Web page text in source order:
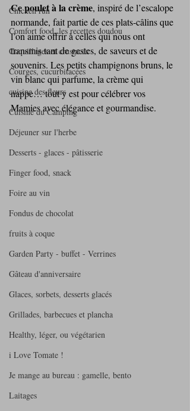
Chicken run
Comfort food, les recettes doudou
Coquillages et crustacés
Courges, cucurbitacées
cuisine des fleurs
Cuisine du Camping
Déjeuner sur l'herbe
Desserts - glaces - pâtisserie
Finger food, snack
Foire au vin
Fondus de chocolat
fruits à coque
Garden Party - buffet - Verrines
Gâteau d'anniversaire
Glaces, sorbets, desserts glacés
Grillades, barbecues et plancha
Healthy, léger, ou végétarien
i Love Tomate !
Je mange au bureau : gamelle, bento
Laitages
Ce poulet à la crème, inspiré de l’escalope
normande, fait partie de ces plats‑câlins que
l’on aime offrir à celles qui nous ont
transmis tant de gestes, de saveurs et de
souvenirs. Les petits champignons bruns, le
vin blanc qui parfume, la crème qui
nappe… tout y est pour célébrer vos
Mamies avec élégance et gourmandise.